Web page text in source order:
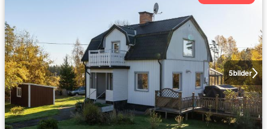
5bilder